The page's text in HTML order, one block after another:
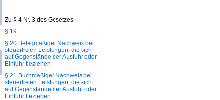
-
Zu § 4 Nr. 3 des Gesetzes
§ 19
§ 20 Belegmäßiger Nachweis bei
steuerfreien Leistungen, die sich
auf Gegenstände der Ausfuhr oder
Einfuhr beziehen
§ 21 Buchmäßiger Nachweis bei
steuerfreien Leistungen, die sich
auf Gegenstände der Ausfuhr oder
Einfuhr beziehen